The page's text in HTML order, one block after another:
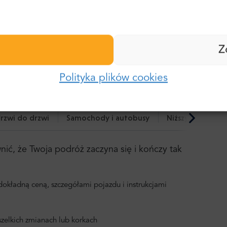
Polityka plików cookies
naszej usłudze:
naszej usłudze:
do drzwi Samochody i autobusy Niższy ślad
że Twoja podróż zaczyna się i kończy tak
ceną, szczegółami pojazdu i instrukcjami
zmianach lub korkach
Zapomniałeś hasła?